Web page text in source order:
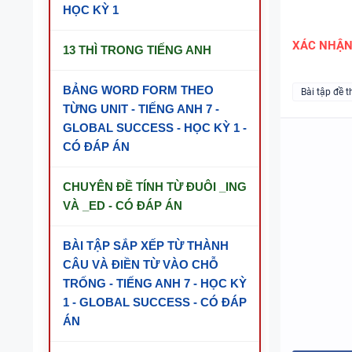
HỌC KỲ 1
13 THÌ TRONG TIẾNG ANH
BẢNG WORD FORM THEO
TỪNG UNIT - TIẾNG ANH 7 -
GLOBAL SUCCESS - HỌC KỲ 1 -
CÓ ĐÁP ÁN
CHUYÊN ĐỀ TÍNH TỪ ĐUÔI _ING
VÀ _ED - CÓ ĐÁP ÁN
BÀI TẬP SẮP XẾP TỪ THÀNH
CÂU VÀ ĐIỀN TỪ VÀO CHỖ
TRỐNG - TIẾNG ANH 7 - HỌC KỲ
1 - GLOBAL SUCCESS - CÓ ĐÁP
ÁN
XÁC NHẬN
Bài tập đề